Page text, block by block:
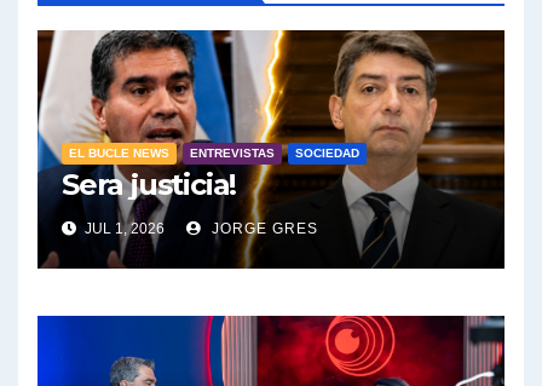
EL BUCLE NEWS ENTREVISTAS SOCIEDAD
Sera justicia!
JUL 1, 2026 JORGE GRES